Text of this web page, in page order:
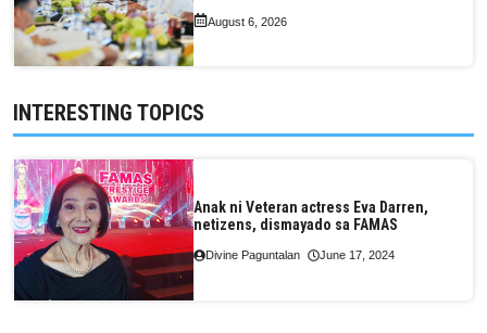
August 6, 2026
INTERESTING TOPICS
Anak ni Veteran actress Eva Darren,
netizens, dismayado sa FAMAS
Divine Paguntalan June 17, 2024